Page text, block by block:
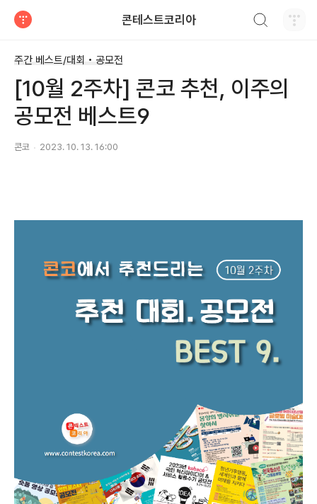
콘테스트코리아
주간 베스트/대회 • 공모전
[10월 2주차] 콘코 추천, 이주의
공모전 베스트9
콘코 2023. 10. 13. 16:00